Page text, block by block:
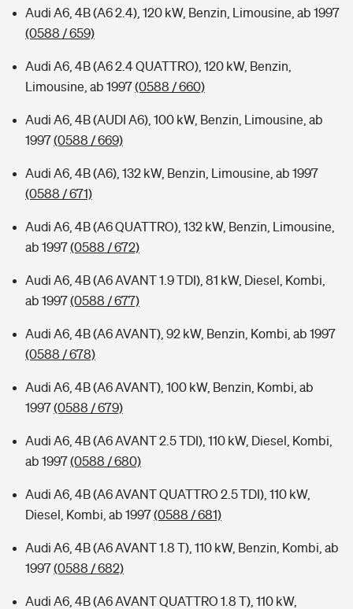
Audi A6, 4B (A6 2.4), 120 kW, Benzin, Limousine, ab 1997
(0588 / 659)
Audi A6, 4B (A6 2.4 QUATTRO), 120 kW, Benzin,
Limousine, ab 1997(0588 / 660)
Audi A6, 4B (AUDI A6), 100 kW, Benzin, Limousine, ab
1997(0588 / 669)
Audi A6, 4B (A6), 132 kW, Benzin, Limousine, ab 1997
(0588 / 671)
Audi A6, 4B (A6 QUATTRO), 132 kW, Benzin, Limousine,
ab 1997(0588 / 672)
Audi A6, 4B (A6 AVANT 1.9 TDI), 81 kW, Diesel, Kombi,
ab 1997(0588 / 677)
Audi A6, 4B (A6 AVANT), 92 kW, Benzin, Kombi, ab 1997
(0588 / 678)
Audi A6, 4B (A6 AVANT), 100 kW, Benzin, Kombi, ab
1997(0588 / 679)
Audi A6, 4B (A6 AVANT 2.5 TDI), 110 kW, Diesel, Kombi,
ab 1997(0588 / 680)
Audi A6, 4B (A6 AVANT QUATTRO 2.5 TDI), 110 kW,
Diesel, Kombi, ab 1997(0588 / 681)
Audi A6, 4B (A6 AVANT 1.8 T), 110 kW, Benzin, Kombi, ab
1997(0588 / 682)
Audi A6, 4B (A6 AVANT QUATTRO 1.8 T), 110 kW,